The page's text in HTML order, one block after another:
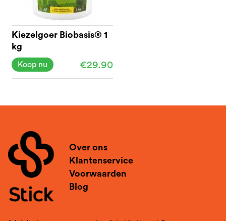
Kiezelgoer Biobasis® 1
kg
€29.90
Koop nu
Over ons
Klantenservice
Voorwaarden
Blog